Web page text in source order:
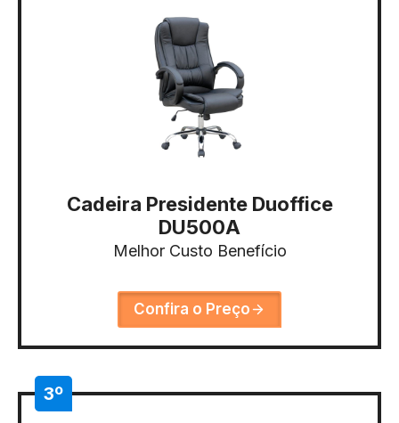
Cadeira Presidente Duoffice
DU500A
Melhor Custo Benefício
Confira o Preço
3º